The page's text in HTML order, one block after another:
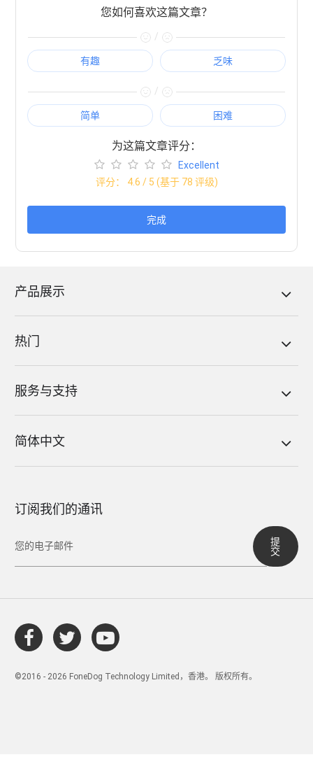
您如何喜欢这篇文章？
/
有趣 乏味
/
简单 困难
为这篇文章评分：
Excellent
评分： 4.6 / 5 (基于 78 评级)
完成
产品展示
热门
服务与支持
简体中文
订阅我们的通讯
提
交
©2016 - 2026 FoneDog Technology Limited，香港。 版权所有。